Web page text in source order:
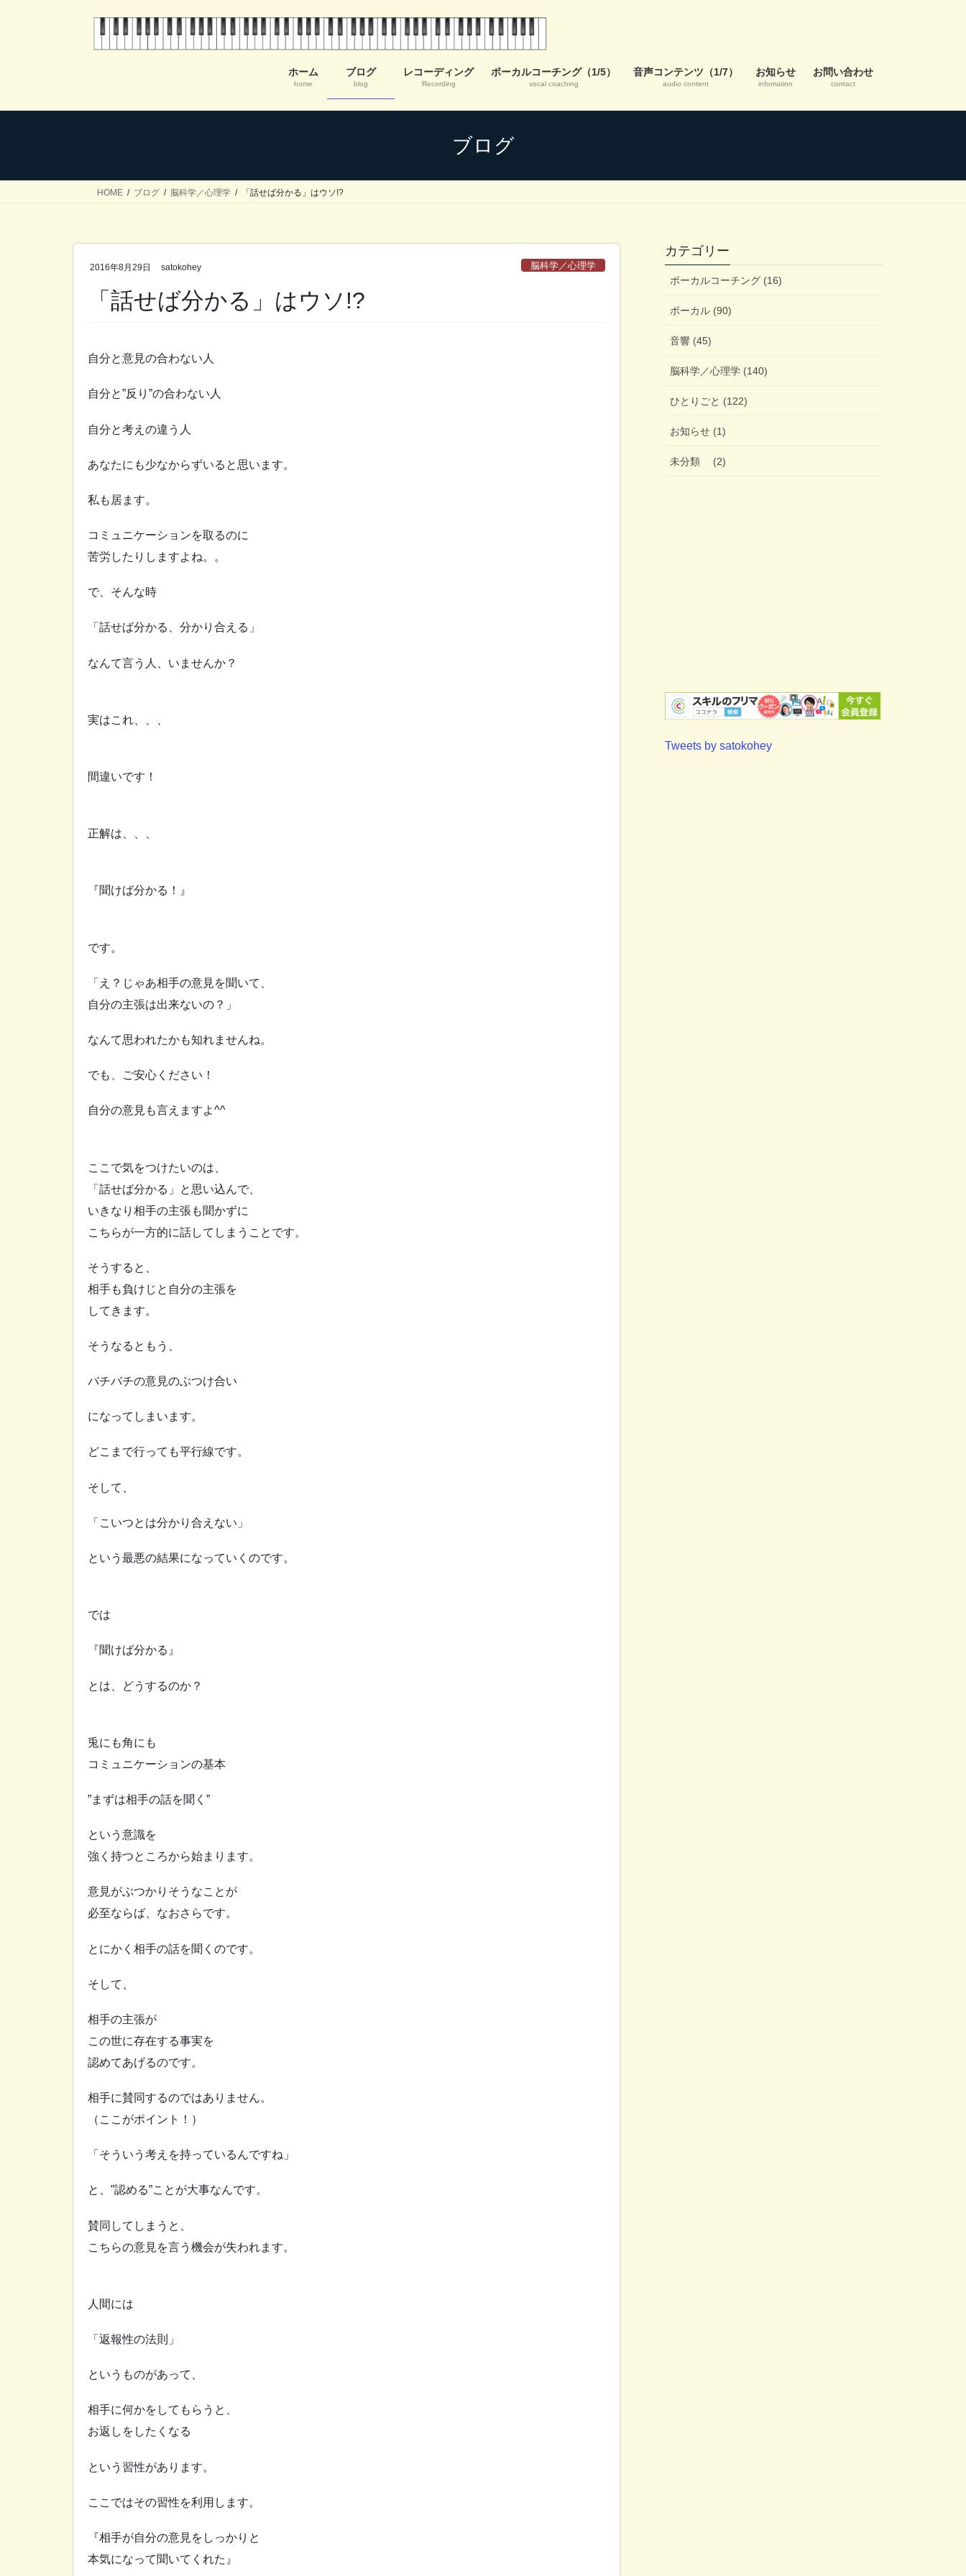
ス
ン
ホーム
home
ブログ
blog
レコーディング
Recording
ボーカルコーチング（1/5）
vocal coaching
音声コンテンツ（1/7）
audio content
お知らせ
infomation
お問い合わせ
contact
ブログ
HOME ブログ 脳科学／心理学 「話せば分かる」はウソ!?
2016年8月29日 satokohey 脳科学／心理学
「話せば分かる」はウソ!?
自分と意見の合わない人
自分と”反り”の合わない人
自分と考えの違う人
あなたにも少なからずいると思います。
私も居ます。
コミュニケーションを取るのに
苦労したりしますよね。。
で、そんな時
「話せば分かる、分かり合える」
なんて言う人、いませんか？
実はこれ、、、
間違いです！
正解は、、、
『聞けば分かる！』
です。
「え？じゃあ相手の意見を聞いて、
自分の主張は出来ないの？」
なんて思われたかも知れませんね。
でも、ご安心ください！
自分の意見も言えますよ^^
ここで気をつけたいのは、
「話せば分かる」と思い込んで、
いきなり相手の主張も聞かずに
こちらが一方的に話してしまうことです。
そうすると、
相手も負けじと自分の主張を
してきます。
そうなるともう、
バチバチの意見のぶつけ合い
になってしまいます。
どこまで行っても平行線です。
そして、
「こいつとは分かり合えない」
という最悪の結果になっていくのです。
では
『聞けば分かる』
とは、どうするのか？
兎にも角にも
コミュニケーションの基本
”まずは相手の話を聞く”
という意識を
強く持つところから始まります。
意見がぶつかりそうなことが
必至ならば、なおさらです。
とにかく相手の話を聞くのです。
そして、
相手の主張が
この世に存在する事実を
認めてあげるのです。
相手に賛同するのではありません。
（ここがポイント！）
「そういう考えを持っているんですね」
と、”認める”ことが大事なんです。
賛同してしまうと、
こちらの意見を言う機会が失われます。
人間には
「返報性の法則」
というものがあって、
相手に何かをしてもらうと、
お返しをしたくなる
という習性があります。
ここではその習性を利用します。
『相手が自分の意見をしっかりと
本気になって聞いてくれた』
カテゴリー
ボーカルコーチング (16)
ボーカル (90)
音響 (45)
脳科学／心理学 (140)
ひとりごと (122)
お知らせ (1)
未分類 (2)
Tweets by satokohey